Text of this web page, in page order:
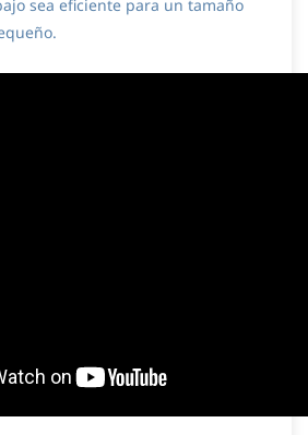
sea eficiente para un tamaño